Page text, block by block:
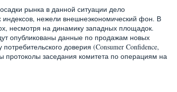
рынка в данной ситуации дело
нежели внешнеэкономический фон. В
несмотря на динамику западных площадок.
опубликованы данные по продажам новых
доверия (Consumer Confidence,
протоколы заседания комитета по операциям на